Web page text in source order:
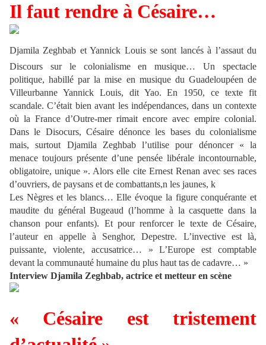
Il faut rendre à Césaire…
Djamila Zeghbab et Yannick Louis se sont lancés à l’assaut du
Discours sur le colonialisme en musique… Un spectacle
politique, habillé par la mise en musique du Guadeloupéen de
Villeurbanne Yannick Louis, dit Yao. En 1950, ce texte fit
scandale. C’était bien avant les indépendances, dans un contexte
où la France d’Outre-mer rimait encore avec empire colonial.
Dans le Disocurs, Césaire dénonce les bases du colonialisme
mais, surtout Djamila Zeghbab l’utilise pour dénoncer « la
menace toujours présente d’une pensée libérale incontournable,
obligatoire, unique ». Alors elle cite Ernest Renan avec ses races
d’ouvriers, de paysans et de combattants,n les jaunes, k
Les Nègres et les blancs… Elle évoque la figure conquérante et
maudite du général Bugeaud (l’homme à la casquette dans la
chanson pour enfants). Et pour renforcer le texte de Césaire,
l’auteur en appelle à Senghor, Depestre. L’invective est là,
puissante, violente, accusatrice… » L’Europe est comptable
devant la communauté humaine du plus haut tas de cadavre… »
Interview Djamila Zeghbab, actrice et metteur en scène
« Césaire est tristement